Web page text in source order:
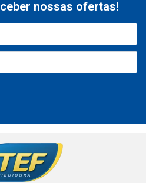
nossas ofertas!